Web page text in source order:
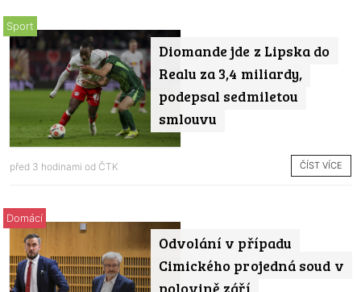
Diomande jde z Lipska do
Realu za 3,4 miliardy,
podepsal sedmiletou
smlouvu
Sport
před 3 hodinami od ČTK ČÍST VÍCE
Odvolání v případu
Cimického projedná soud v
Domácí